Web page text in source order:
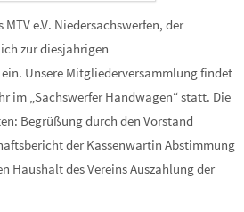
e.V. Niedersachswerfen, der
zur diesjährigen
Unsere Mitgliederversammlung findet
im „Sachswerfer Handwagen“ statt. Die
Begrüßung durch den Vorstand
der Kassenwartin Abstimmung
Haushalt des Vereins Auszahlung der